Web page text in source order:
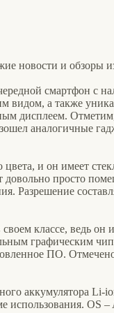
новости и обзоры
смартфон с
видом, а также
дисплеем.
аналогичные
и он имеет
просто
Разрешение
классе, ведь
графическим
ПО.
аккумулятора Li-
использования. OS